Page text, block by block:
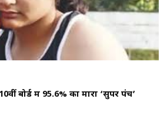
बोर्ड में 95.6% का मारा ‘सुपर पंच’